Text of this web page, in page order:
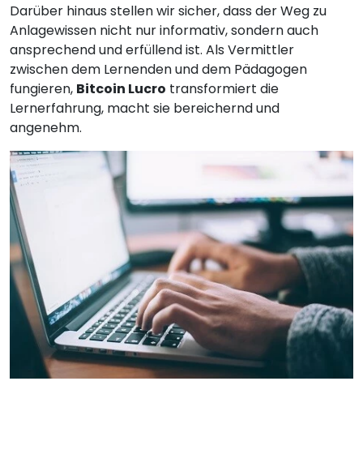
Darüber hinaus stellen wir sicher, dass der Weg zu
Anlagewissen nicht nur informativ, sondern auch
ansprechend und erfüllend ist. Als Vermittler
zwischen dem Lernenden und dem Pädagogen
fungieren, Bitcoin Lucro transformiert die
Lernerfahrung, macht sie bereichernd und
angenehm.